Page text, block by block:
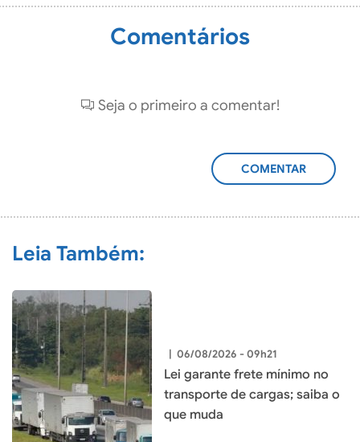
Comentários
Seja o primeiro a comentar!
ADICIONAR
Leia Também:
| 06/08/2026 - 09h21
Lei garante frete mínimo no
transporte de cargas; saiba o
que muda